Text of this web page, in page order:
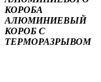
КОРОБА
АЛЮМИНИЕВЫЙ
КОРОБ С
ТЕРМОРАЗРЫВОМ